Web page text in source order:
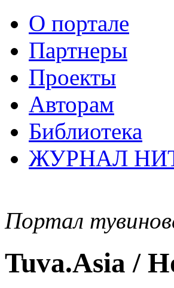
О портале
Партнеры
Проекты
Авторам
Библиотека
ЖУРНАЛ
Портал
Tuva.Asia /